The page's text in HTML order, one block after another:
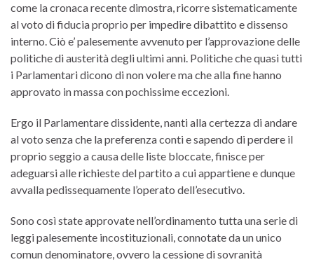
come la cronaca recente dimostra, ricorre sistematicamente
al voto di fiducia proprio per impedire dibattito e dissenso
interno. Ciò e’ palesemente avvenuto per l’approvazione delle
politiche di austerità degli ultimi anni. Politiche che quasi tutti
i Parlamentari dicono di non volere ma che alla fine hanno
approvato in massa con pochissime eccezioni.
Ergo il Parlamentare dissidente, nanti alla certezza di andare
al voto senza che la preferenza conti e sapendo di perdere il
proprio seggio a causa delle liste bloccate, finisce per
adeguarsi alle richieste del partito a cui appartiene e dunque
avvalla pedissequamente l’operato dell’esecutivo.
Sono così state approvate nell’ordinamento tutta una serie di
leggi palesemente incostituzionali, connotate da un unico
comun denominatore, ovvero la cessione di sovranità